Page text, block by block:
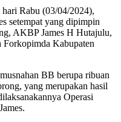
Rabu (03/04/2024),
setempat yang dipimpin
AKBP James H Hutajulu,
Kabupaten
BB berupa ribuan
yang merupakan hasil
Operasi